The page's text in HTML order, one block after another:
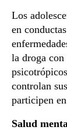
Los
en
la droga con
controlan
participen
Salud